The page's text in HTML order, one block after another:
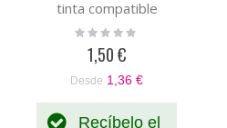
tinta compatible
(1997C001)
Rating:
1,50 €
Desde 1,36 €
Recíbelo el